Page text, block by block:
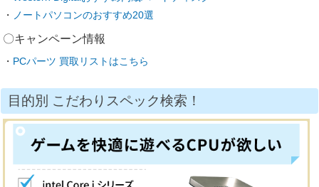
ノートパソコンのおすすめ20選
〇キャンペーン情報
PCパーツ 買取リストはこちら
目的別 こだわりスペック検索！